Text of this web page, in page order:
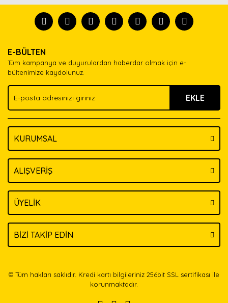
tanısın.
formunu kullanarak tarafımıza iletebilirsiniz.
Görüş ve önerileriniz için teşekkür ederiz.
Ürün açıklamasında eksik bilgiler bulunuyor.
Ürün bilgilerinde hatalar bulunuyor.
Ürün fiyatı diğer sitelerden daha pahalı.
Bu ürüne benzer farklı alternatifler olmalı.
E-BÜLTEN
Tüm kampanya ve duyurulardan haberdar olmak için e-
bültenimize kaydolunuz.
EKLE
KURUMSAL
ALIŞVERİŞ
ÜYELİK
BİZİ TAKİP EDİN
© Tüm hakları saklıdır. Kredi kartı bilgileriniz 256bit SSL sertifikası ile
korunmaktadır.